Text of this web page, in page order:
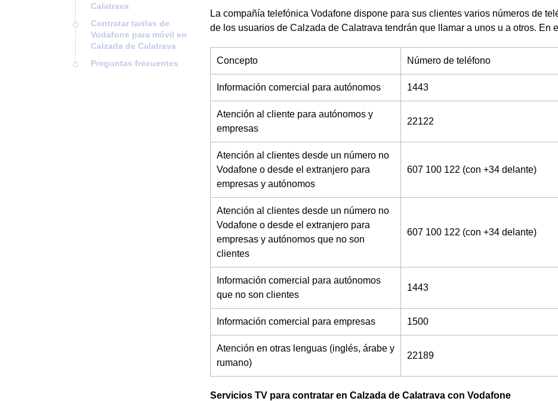
Calatrava
Contratar tarifas de
Vodafone para móvil en
Calzada de Calatrava
Preguntas frecuentes
La compañía telefónica Vodafone dispone para sus clientes varios números de
de los usuarios de Calzada de Calatrava tendrán que llamar a unos u a otros. En
Concepto Número de teléfono
Información comercial para autónomos 1443
Atención al cliente para autónomos y
empresas
22122
Atención al clientes desde un número no
Vodafone o desde el extranjero para
empresas y autónomos
607 100 122 (con +34 delante)
Atención al clientes desde un número no
Vodafone o desde el extranjero para
empresas y autónomos que no son
clientes
607 100 122 (con +34 delante)
Información comercial para autónomos
que no son clientes
1443
Información comercial para empresas 1500
Atención en otras lenguas (inglés, árabe y
rumano)
22189
Servicios TV para contratar en Calzada de Calatrava con Vodafone